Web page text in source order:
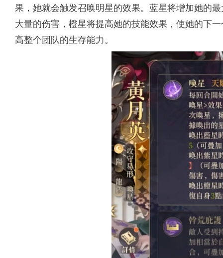
果，她就会触发召唤明星的效果。蓝星将增加她的
大量的伤害，橙星将提高她的技能效果，使她的下
高整个团队的生存能力。